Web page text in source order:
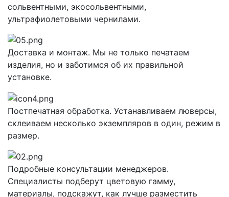
сольвентными, экосольвентными,
ультрафиолетовыми чернилами.
Доставка и монтаж. Мы не только печатаем
изделия, но и заботимся об их правильной
установке.
Постпечатная обработка. Устанавливаем люверсы,
склеиваем несколько экземпляров в один, режим в
размер.
Подробные консультации менеджеров.
Специалисты подберут цветовую гамму,
материалы, подскажут, как лучше разместить